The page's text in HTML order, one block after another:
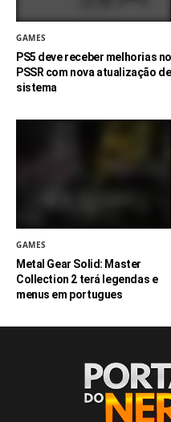
GAMES
PS5 deve receber melhorias no
PSSR com nova atualização de
sistema
GAMES
Metal Gear Solid: Master
Collection 2 terá legendas e
menus em portugues